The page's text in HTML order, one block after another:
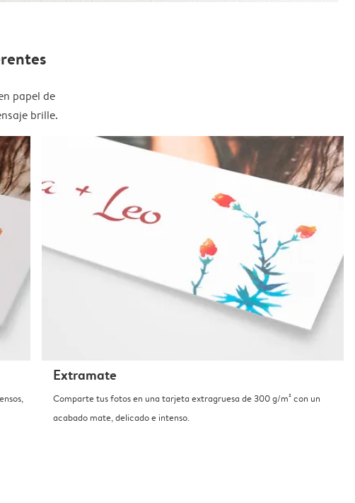
papel de
brille.
Extramate
Comparte tus fotos en una tarjeta extragruesa de 300 g/m² con un
acabado mate, delicado e intenso.